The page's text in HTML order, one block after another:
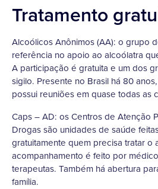
Tratamento
Alcoólicos Anônimos (AA): o grupo
referência no apoio ao alcoólatra
A participação é gratuita e um dos
sigilo. Presente no Brasil há 80
possui reuniões em quase todas as
Caps – AD: os Centros de Atenção
Drogas são unidades de saúde
gratuitamente quem precisa tratar o
acompanhamento é feito por
terapeutas. Também há abertura
família.